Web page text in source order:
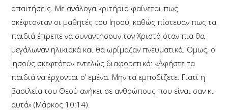
απαιτήσεις. Με ανάλογα κριτήρια φαίνεται πως
σκέφτονταν οι μαθητές του Ιησού, καθώς πίστευαν πως τα
παιδιά έπρεπε να συναντήσουν τον Χριστό όταν πια θα
μεγάλωναν ηλικιακά και θα ωρίμαζαν πνευματικά. Όμως, ο
Ιησούς σκεφτόταν εντελώς διαφορετικά: «Αφήστε τα
παιδιά να έρχονται σ’ εμένα. Μην τα εμποδίζετε. Γιατί η
βασιλεία του Θεού ανήκει σε ανθρώπους που είναι σαν κι
αυτά» (Μάρκος 10:14).